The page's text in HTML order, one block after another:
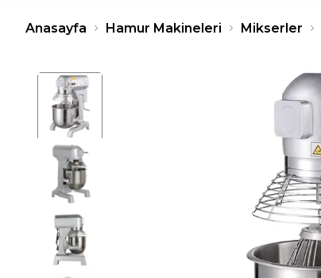
Anasayfa Hamur Makineleri Mikserler